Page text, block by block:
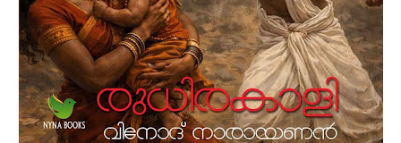
ഒരു പകലും കൊണ്ട് മാപ്രാണംകാട്ടെ ഇളക്കിമറിച്ച സംഭവങ്ങള്‍
അരങ്ങേറുന്നതും. വ്യത്യസ്തമായ ഒരു സസ്പെന്‍സ് വില്ലേജ്
ത്രില്ലര്‍ നോവലാണ് വിനോദ് നാരായണന്‍ എഴുതിയ
ആനമയിലൊട്ടകം. (രണ്ടാം പതിപ്പ്)
Vinod Narayanan (About the author)